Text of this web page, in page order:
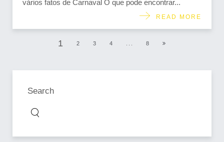
vários fatos de Carnaval O que pode encontrar...
READ MORE
1 2 3 4 8
Search